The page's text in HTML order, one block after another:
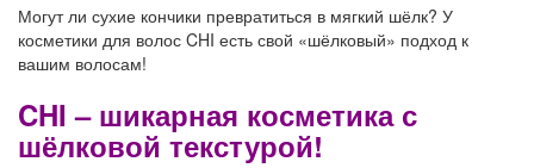
Могут ли сухие кончики превратиться в мягкий шёлк? У
косметики для волос CHI есть свой «шёлковый» подход к
вашим волосам!
CHI – шикарная косметика с
шёлковой текстурой!